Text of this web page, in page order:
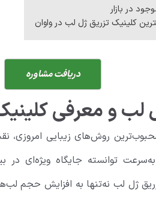
در بازار
کلینیک تزریق ژل لب در واوان
دریافت مشاوره
لب و معرفی
روش‌های زیبایی
توانسته جایگاه ویژه‌ای در
ژل لب نه‌تنها به افزایش حجم